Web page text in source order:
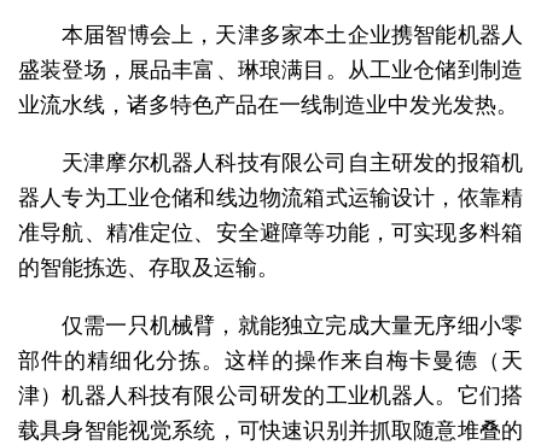
本届智博会上，天津多家本土企业携智能机器人
盛装登场，展品丰富、琳琅满目。从工业仓储到制造
业流水线，诸多特色产品在一线制造业中发光发热。
天津摩尔机器人科技有限公司自主研发的报箱机
器人专为工业仓储和线边物流箱式运输设计，依靠精
准导航、精准定位、安全避障等功能，可实现多料箱
的智能拣选、存取及运输。
仅需一只机械臂，就能独立完成大量无序细小零
部件的精细化分拣。这样的操作来自梅卡曼德（天
津）机器人科技有限公司研发的工业机器人。它们搭
载具身智能视觉系统，可快速识别并抓取随意堆叠的